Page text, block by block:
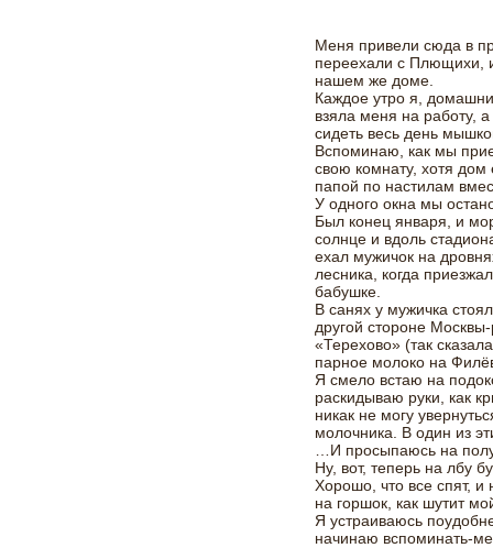
Меня привели сюда в
переехали с Плющихи,
нашем же доме.
Каждое утро я,
взяла меня на работу,
сидеть весь день
Вспоминаю, как мы
свою комнату, хотя
папой по настилам
У одного окна мы
Был конец января, и
солнце и вдоль
ехал мужичок на
лесника, когда
бабушке.
В санях у мужичка
другой стороне
«Терехово» (так
парное молоко на
Я смело встаю на
раскидываю руки, как
никак не могу
молочника. В один из
…И просыпаюсь на
Ну, вот, теперь на лбу
Хорошо, что все спят, и
на горшок, как шутит
Я устраиваюсь
начинаю вспоминать-